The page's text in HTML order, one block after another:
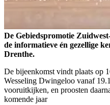
De Gebiedspromotie
de informatieve én gezellige
Drenthe.
De bijeenkomst vindt plaats op
Wesseling Dwingeloo vanaf
vooruitkijken, en proosten
komende jaar